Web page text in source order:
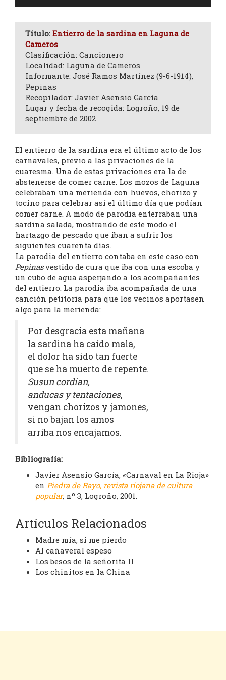
Título: Entierro de la sardina en Laguna de
Cameros
Clasificación: Cancionero
Localidad: Laguna de Cameros
Informante: José Ramos Martínez (9-6-1914),
Pepinas
Recopilador: Javier Asensio García
Lugar y fecha de recogida: Logroño, 19 de
septiembre de 2002
El entierro de la sardina era el último acto de los
carnavales, previo a las privaciones de la
cuaresma. Una de estas privaciones era la de
abstenerse de comer carne. Los mozos de Laguna
celebraban una merienda con huevos, chorizo y
tocino para celebrar así el último día que podían
comer carne. A modo de parodia enterraban una
sardina salada, mostrando de este modo el
hartazgo de pescado que iban a sufrir los
siguientes cuarenta días.
La parodia del entierro contaba en este caso con
Pepinasvestido de cura que iba con una escoba y
un cubo de agua asperjando a los acompañantes
del entierro. La parodia iba acompañada de una
canción petitoria para que los vecinos aportasen
algo para la merienda:
Por desgracia esta mañana
la sardina ha caído mala,
el dolor ha sido tan fuerte
que se ha muerto de repente.
Susun cordian,
anducas y tentaciones,
vengan chorizos y jamones,
si no bajan los amos
arriba nos encajamos.
Bibliografía:
Javier Asensio García, «Carnaval en La Rioja»
en Piedra de Rayo, revista riojana de cultura
popular, nº 3, Logroño, 2001.
Artículos Relacionados
Madre mía, si me pierdo
Al cañaveral espeso
Los besos de la señorita II
Los chinitos en la China